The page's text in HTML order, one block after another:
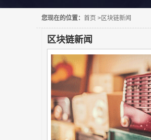
您现在的位置： 首页 > 区块链新闻
区块链新闻